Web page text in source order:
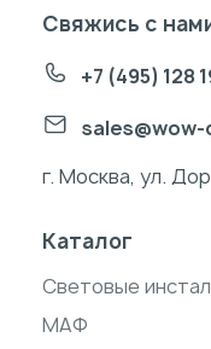
Свяжись с
+7 (495) 128
г. Москва, ул.
Каталог
Световые
МАФ